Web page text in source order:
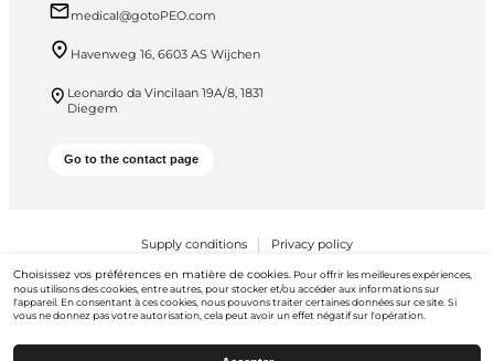
medical@gotoPEO.com
Havenweg 16, 6603 AS Wijchen
Leonardo da Vincilaan 19A/8, 1831
Diegem
Go to the contact page
Supply conditions Privacy policy
PEO B.V. © 2026 Tous droits réservés
Choisissez vos préférences en matière de cookies. Pour offrir les meilleures expériences,
nous utilisons des cookies, entre autres, pour stocker et/ou accéder aux informations sur
l'appareil. En consentant à ces cookies, nous pouvons traiter certaines données sur ce site. Si
vous ne donnez pas votre autorisation, cela peut avoir un effet négatif sur l'opération.